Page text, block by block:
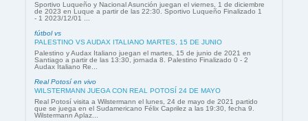
Sportivo Luqueño y Nacional Asunción juegan el viernes, 1 de diciembre
de 2023 en Luque a partir de las 22:30. Sportivo Luqueño Finalizado 1
- 1 2023/12/01 ...
fútbol vs
PALESTINO VS AUDAX ITALIANO MARTES, 15 DE JUNIO
Palestino y Audax Italiano juegan el martes, 15 de junio de 2021 en
Santiago a partir de las 13:30, jornada 8. Palestino Finalizado 0 - 2
Audax Italiano Re...
Real Potosí en vivo
WILSTERMANN JUEGA CON REAL POTOSÍ 24 DE MAYO
Real Potosí visita a Wilstermann el lunes, 24 de mayo de 2021 partido
que se juega en el Sudamericano Félix Caprilez a las 19:30, fecha 9.
Wilstermann Aplaz...